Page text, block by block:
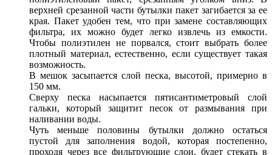
верхней срезанной части бутылки пакет загибается за ее
края. Пакет удобен тем, что при замене составляющих
фильтра, их можно будет легко извлечь из емкости.
Чтобы полиэтилен не порвался, стоит выбрать более
плотный материал, естественно, если существует такая
возможность.
В мешок засыпается слой песка, высотой, примерно в
150 мм.
Сверху песка насыпается пятисантиметровый слой
гальки, который защитит песок от размывания при
наливании воды.
Чуть меньше половины бутылки должно остаться
пустой для заполнения водой, которая постепенно,
проходя через все фильтрующие слои, будет стекать в